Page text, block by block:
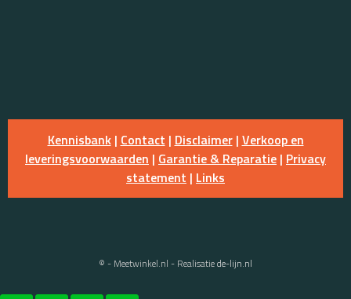
Kennisbank| Contact | Disclaimer| Verkoop en
leveringsvoorwaarden | Garantie & Reparatie | Privacy
statement | Links
© - Meetwinkel.nl - Realisatiede-lijn.nl